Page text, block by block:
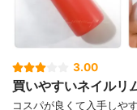
3.00
買いやすいネイルリ
コスパが良くて入手しや